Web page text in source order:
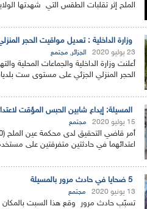
الملح إثر تقلبات الطقس التي شهدتها الولاية خلال
وزارة الداخلية : تعديل مواقيت الحجر المنزلي الجزئي
23 يوليو 2020 الجزائر, مجتمع
أعلنت وزارة الداخلية والجماعات المحلية
الحجر المنزلي الجزئي على مستوى ست
المسيلة: إيداع شابين الحبس المؤقت
15 يوليو 2020 مجتمع
اعتدائهما في حادثتين متفرقتين على
5 ضحايا في حادث مرور بالمسيلة
13 يونيو 2020 مجتمع